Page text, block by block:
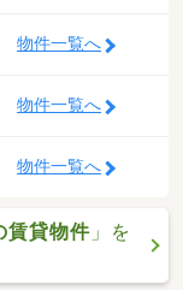
物件一覧へ
物件一覧へ
物件一覧へ
賃貸物件 」を